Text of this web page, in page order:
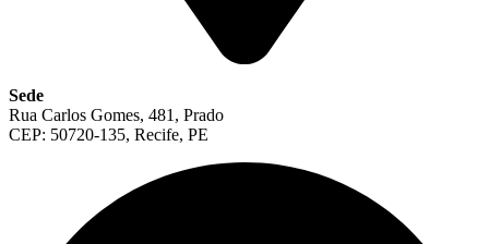
Sede
Rua Carlos Gomes, 481, Prado
CEP: 50720-135, Recife, PE